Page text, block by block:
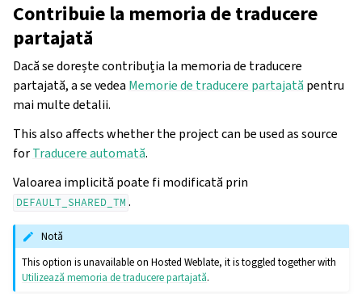
Contribuie la memoria de traducere
partajată
Dacă se dorește contribuția la memoria de traducere
partajată, a se vedea Memorie de traducere partajată pentru
mai multe detalii.
This also affects whether the project can be used as source
forTraducere automată.
Valoarea implicită poate fi modificată prin
DEFAULT_SHARED_TM .
Notă
This option is unavailable on Hosted Weblate, it is toggled together with
Utilizează memoria de traducere partajată.